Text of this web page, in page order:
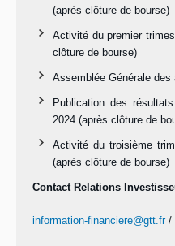
(après clôture de bourse)
Activité du premier
clôture de bourse)
Assemblée Générale
Publication des
2024 (après clôture de
Activité du troisième
(après clôture de bourse)
Contact Relations
information-financiere@gtt.fr/